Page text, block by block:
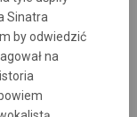
Sinatra
by odwiedzić
na